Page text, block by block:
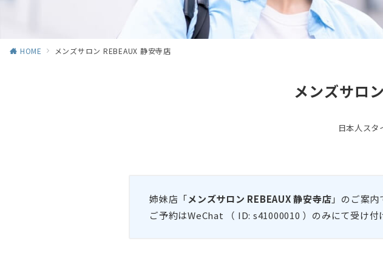
HOME メンズサロン REBEAUX 静安寺店
メンズサロ
日本人スタ
姉妹店「メンズサロン REBEAUX静安寺店」のご案内
ご予約はWeChat （ ID: s41000010 ）のみにて受け付